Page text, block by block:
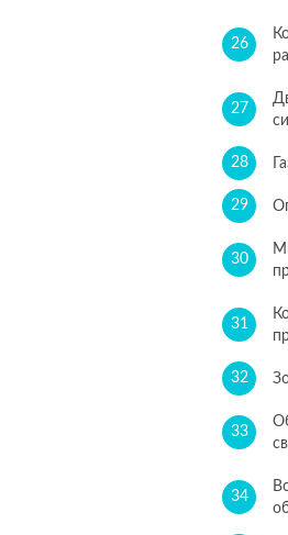
26
27
28
29
30
31
32
33
34